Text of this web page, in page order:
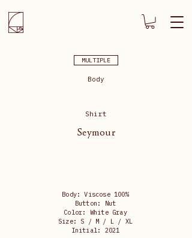
MULTIPLE
Body
Shirt
Seymour
Body: Viscose 100%
Button: Nut
Color: White Gray
Size: S / M / L / XL
Initial: 2021